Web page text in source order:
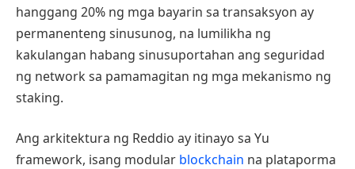
hanggang 20% ng mga bayarin sa transaksyon ay
permanenteng sinusunog, na lumilikha ng
kakulangan habang sinusuportahan ang seguridad
ng network sa pamamagitan ng mga mekanismo ng
staking.
Ang arkitektura ng Reddio ay itinayo sa Yu
framework, isang modular blockchain na plataporma